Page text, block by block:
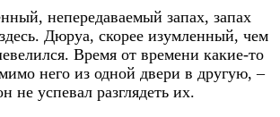
непередаваемый запах, запах
Дюруа, скорее изумленный, чем
Время от времени какие-то
него из одной двери в другую, –
не успевал разглядеть их.